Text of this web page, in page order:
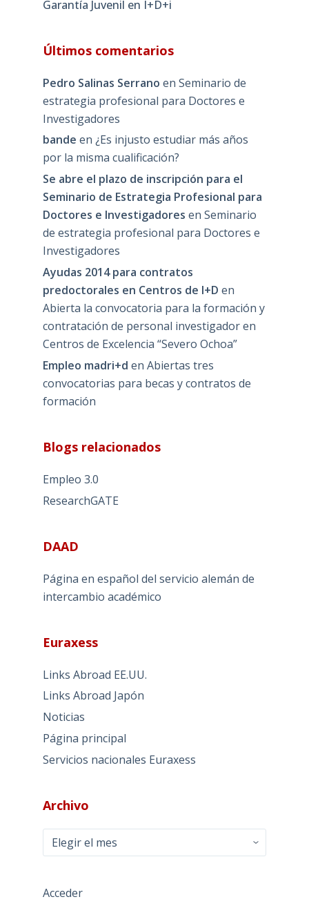
Garantía Juvenil en I+D+i
Últimos comentarios
Pedro Salinas Serrano en Seminario de
estrategia profesional para Doctores e
Investigadores
bande en ¿Es injusto estudiar más años
por la misma cualificación?
Se abre el plazo de inscripción para el
Seminario de Estrategia Profesional para
Doctores e Investigadores en Seminario
de estrategia profesional para Doctores e
Investigadores
Ayudas 2014 para contratos
predoctorales en Centros de I+D en
Abierta la convocatoria para la formación y
contratación de personal investigador en
Centros de Excelencia “Severo Ochoa”
Empleo madri+d en Abiertas tres
convocatorias para becas y contratos de
formación
Blogs relacionados
Empleo 3.0
ResearchGATE
DAAD
Página en español del servicio alemán de
intercambio académico
Euraxess
Links Abroad EE.UU.
Links Abroad Japón
Noticias
Página principal
Servicios nacionales Euraxess
Archivo
Archivo
Acceder